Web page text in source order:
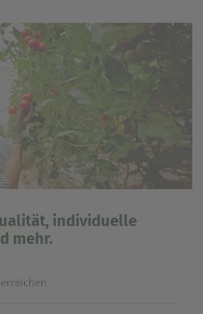
individuelle
mehr.